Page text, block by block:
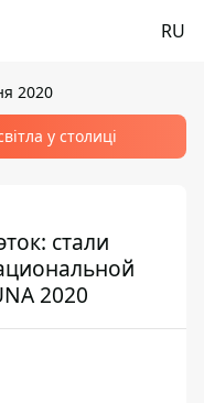
RU
2020
у столиці
стали
2020